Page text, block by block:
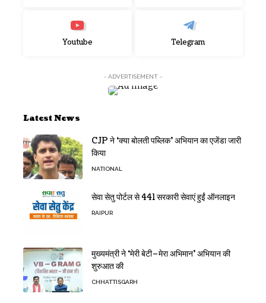
Youtube Telegram
- ADVERTISEMENT -
Latest News
CJP ने ‘क्या बोलती पब्लिक’ अभियान का एजेंडा जारी
किया
NATIONAL
सेवा सेतु पोर्टल से 441 सरकारी सेवाएं हुईं ऑनलाइन
RAIPUR
मुख्यमंत्री ने ‘मेरी बेटी–मेरा अभिमान’ अभियान की
शुरुआत की
CHHATTISGARH